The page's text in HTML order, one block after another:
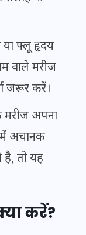
या फ्लू हृदय
वाले मरीज
जरूर करें।
मरीज अपना
अचानक
तो यह
करें?